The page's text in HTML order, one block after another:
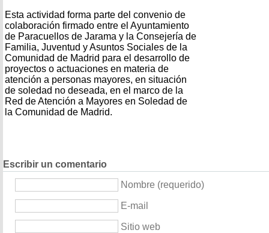
Esta actividad forma parte del convenio de
colaboración firmado entre el Ayuntamiento
de Paracuellos de Jarama y la Consejería de
Familia, Juventud y Asuntos Sociales de la
Comunidad de Madrid para el desarrollo de
proyectos o actuaciones en materia de
atención a personas mayores, en situación
de soledad no deseada, en el marco de la
Red de Atención a Mayores en Soledad de
la Comunidad de Madrid.
Escribir un comentario
Nombre (requerido)
E-mail
Sitio web